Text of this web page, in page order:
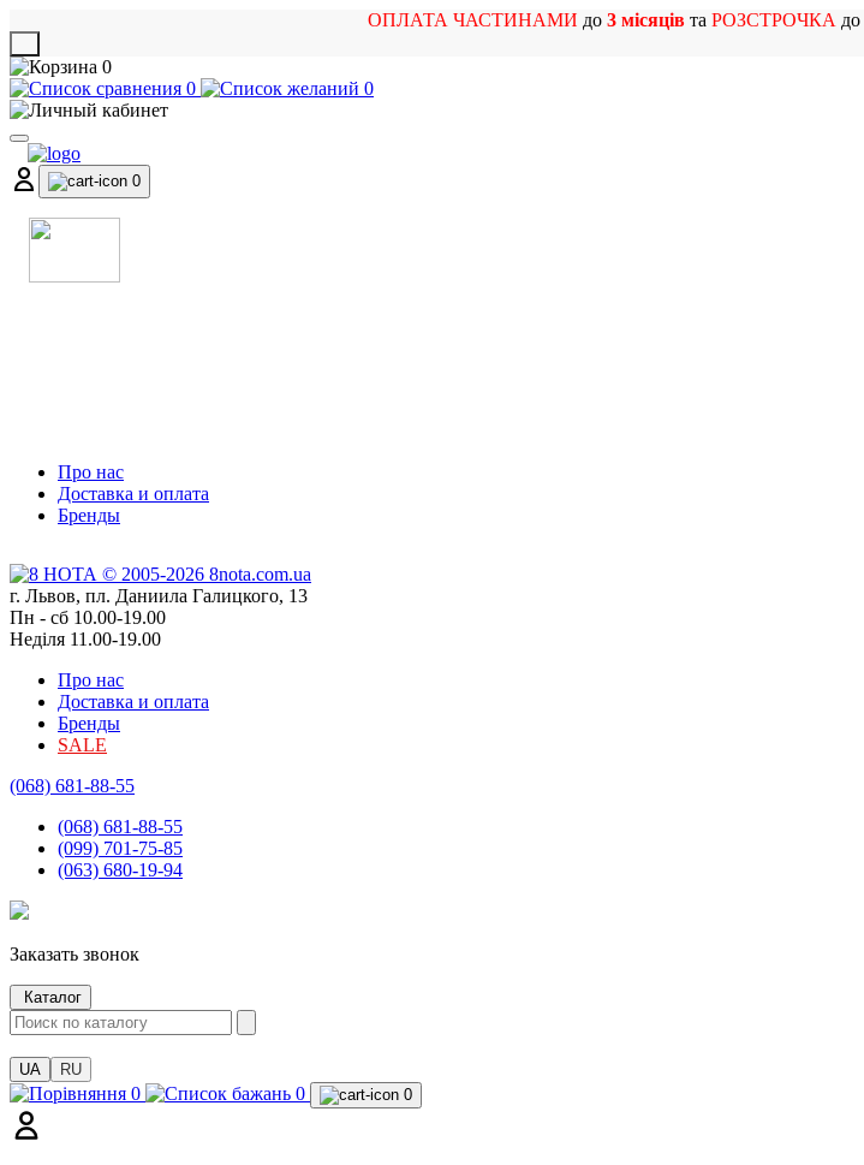
ОПЛАТА ЧАСТИНАМИ до 3 місяцівта РОЗСТРОЧКА до
0
0
0
0
Про нас
Доставка и оплата
Бренды
г. Львов, пл. Даниила Галицкого, 13
Пн - сб 10.00-19.00
Неділя 11.00-19.00
Про нас
Доставка и оплата
Бренды
SALE
(068) 681-88-55
(068) 681-88-55
(099) 701-75-85
(063) 680-19-94
Заказать звонок
Каталог
UA RU
0 0 0